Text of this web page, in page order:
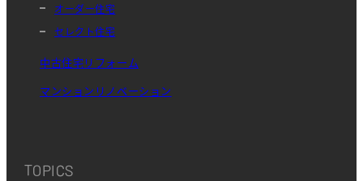
オーダー住宅
セレクト住宅
中古住宅リフォーム
マンションリノベーション
TOPICS